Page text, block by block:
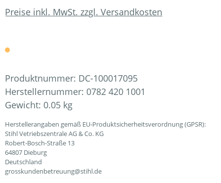
Preise inkl. MwSt. zzgl. Versandkosten
Produktnummer: DC-100017095
Herstellernummer: 0782 420 1001
Gewicht: 0.05 kg
Herstellerangaben gemäß EU-Produktsicherheitsverordnung (GPSR):
Stihl Vetriebszentrale AG & Co. KG
Robert-Bosch-Straße 13
64807 Dieburg
Deutschland
grosskundenbetreuung@stihl.de